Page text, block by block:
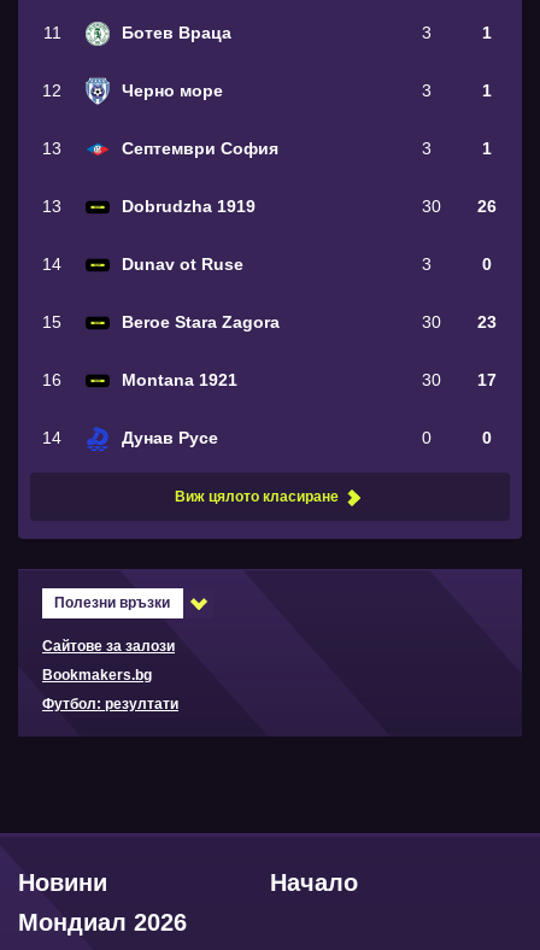
11 Ботев Враца 3 1
12 Черно море 3 1
13 Септември София 3 1
13 Dobrudzha 1919 30 26
14 Dunav ot Ruse 3 0
15 Beroe Stara Zagora 30 23
16 Montana 1921 30 17
14 Дунав Русе 0 0
Виж цялото класиране
Полезни връзки
Сайтове за залози
Bookmakers.bg
Футбол: резултати
Начало
Новини
Мондиал 2026